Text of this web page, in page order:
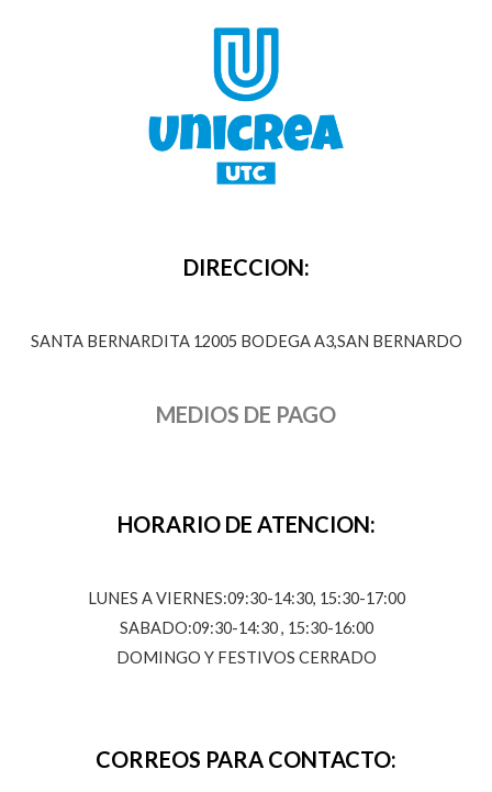
DIRECCION:
SANTA BERNARDITA 12005 BODEGA A3,SAN BERNARDO
MEDIOS DE PAGO
HORARIO DE ATENCION:
LUNES A VIERNES:09:30-14:30, 15:30-17:00
SABADO:09:30-14:30 , 15:30-16:00
DOMINGO Y FESTIVOS CERRADO
CORREOS PARA CONTACTO: